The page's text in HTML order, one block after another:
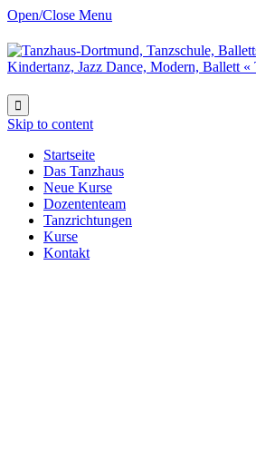
Open/Close Menu

Skip to content
Startseite
Das Tanzhaus
Neue Kurse
Dozententeam
Tanzrichtungen
Kurse
Kontakt